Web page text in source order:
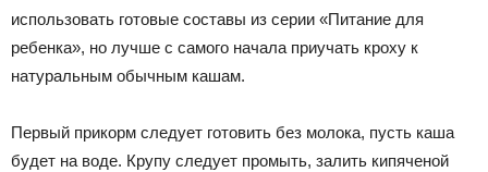
использовать готовые составы из серии «Питание для
ребенка», но лучше с самого начала приучать кроху к
натуральным обычным кашам.
Первый прикорм следует готовить без молока, пусть каша
будет на воде. Крупу следует промыть, залить кипяченой